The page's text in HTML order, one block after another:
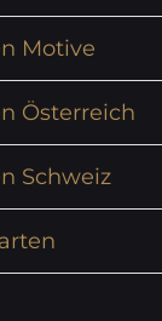
Motive
Österreich
Schweiz